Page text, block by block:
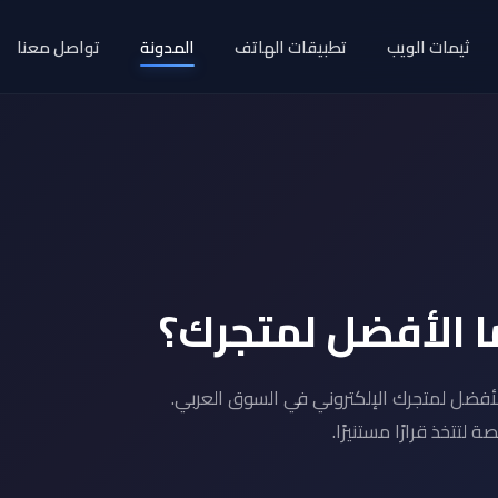
ثيمات الويب تطبيقات الهاتف المدونة تواصل معنا
الأفضل لمتجرك؟
لمتجرك الإلكتروني في السوق العربي.
لتتخذ قرارًا مستنيرًا.